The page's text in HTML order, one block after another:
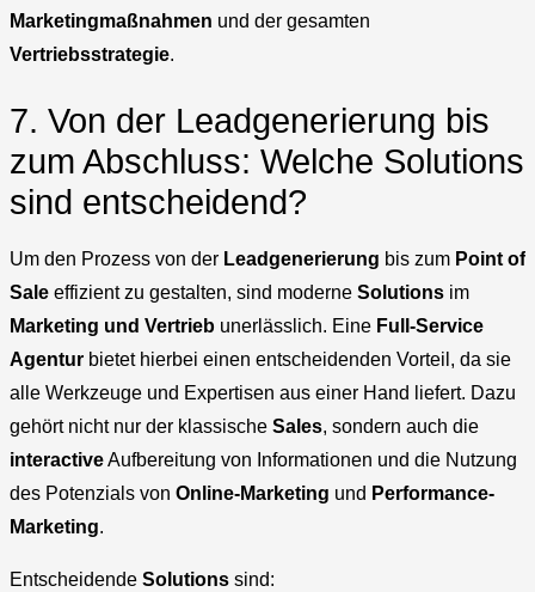
Marketingmaßnahmen und der gesamten
Vertriebsstrategie.
7. Von der Leadgenerierung bis
zum Abschluss: Welche Solutions
sind entscheidend?
Um den Prozess von der Leadgenerierung bis zum Point of
Sale effizient zu gestalten, sind moderne Solutions im
Marketing und Vertrieb unerlässlich. Eine Full-Service
Agentur bietet hierbei einen entscheidenden Vorteil, da sie
alle Werkzeuge und Expertisen aus einer Hand liefert. Dazu
gehört nicht nur der klassische Sales, sondern auch die
interactiveAufbereitung von Informationen und die Nutzung
des Potenzials von Online-Marketing und Performance-
Marketing.
Entscheidende Solutions sind: